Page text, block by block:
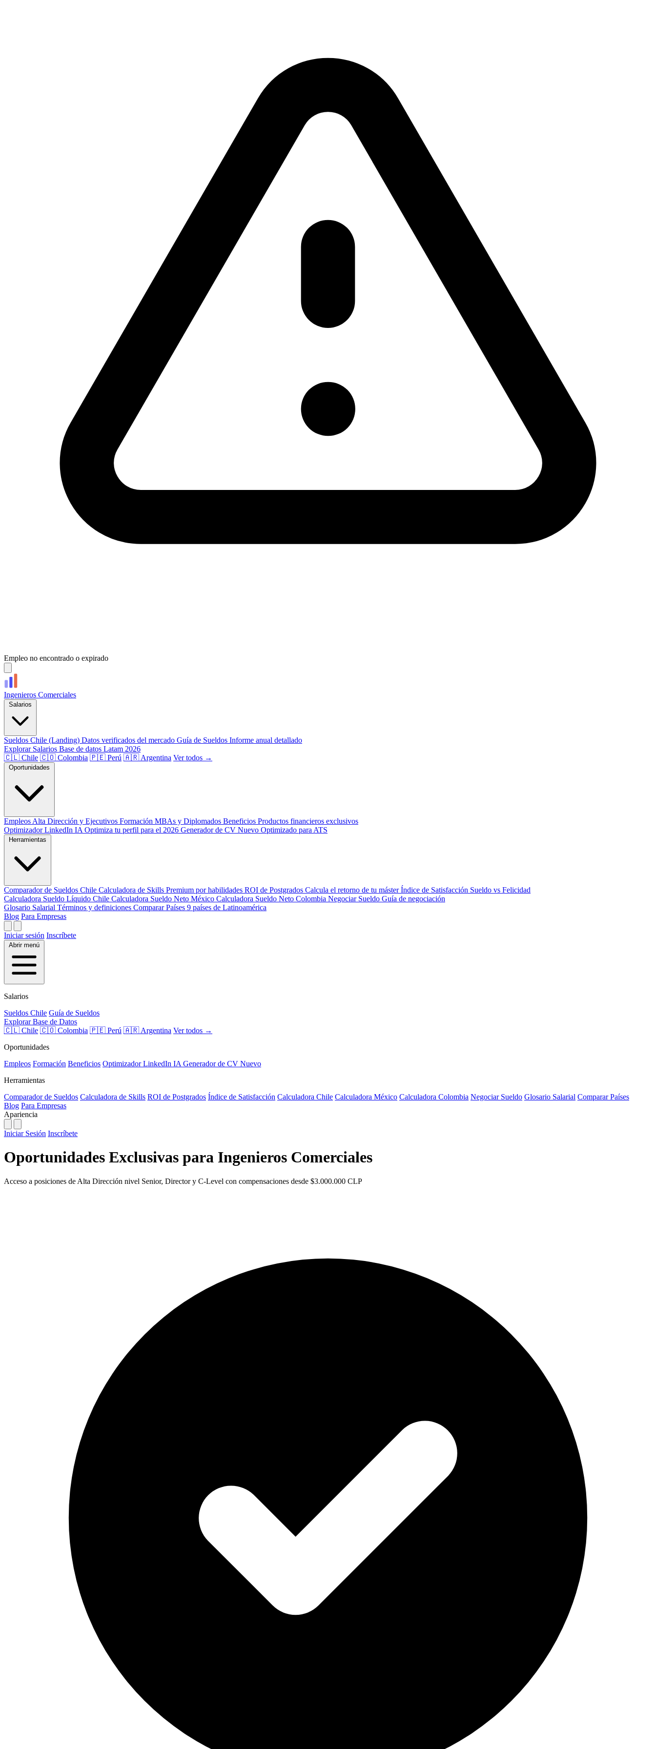
Empleo no encontrado o expirado
Ingenieros Comerciales
Salarios
Sueldos Chile (Landing) Datos verificados del mercado Guía de Sueldos Informe anual detallado
Explorar Salarios Base de datos Latam 2026
🇨🇱 Chile 🇨🇴 Colombia 🇵🇪 Perú 🇦🇷 Argentina Ver todos →
Oportunidades
Empleos Alta Dirección y Ejecutivos Formación MBAs y Diplomados Beneficios Productos financieros exclusivos
Optimizador LinkedIn IA Optimiza tu perfil para el 2026 Generador de CV Nuevo Optimizado para ATS
Herramientas
Comparador de Sueldos Chile Calculadora de Skills Premium por habilidades ROI de Postgrados Calcula el retorno de tu máster Índice de Satisfacción Sueldo vs Felicidad
Calculadora Sueldo Líquido Chile Calculadora Sueldo Neto México Calculadora Sueldo Neto Colombia Negociar Sueldo Guía de negociación
Glosario Salarial Términos y definiciones Comparar Países 9 países de Latinoamérica
Blog Para Empresas
Iniciar sesión Inscríbete
Abrir menú
Salarios
Sueldos Chile Guía de Sueldos
Explorar Base de Datos
🇨🇱 Chile 🇨🇴 Colombia 🇵🇪 Perú 🇦🇷 Argentina Ver todos →
Oportunidades
Empleos Formación Beneficios Optimizador LinkedIn IA Generador de CV Nuevo
Herramientas
Comparador de Sueldos Calculadora de Skills ROI de Postgrados Índice de Satisfacción Calculadora Chile Calculadora México Calculadora Colombia Negociar Sueldo Glosario Salarial Comparar Países
Blog Para Empresas
Apariencia
Iniciar Sesión Inscríbete
Oportunidades Exclusivas para Ingenieros Comerciales
Acceso a posiciones de Alta Dirección nivel Senior, Director y C-Level con compensaciones desde $3.000.000 CLP